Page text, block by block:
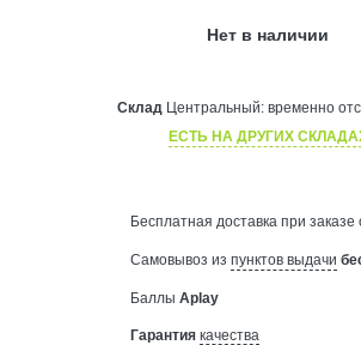
Нет в наличии
Склад Центральный: временно
ЕСТЬ НА ДРУГИХ
Бесплатная доставка при заказе
Самовывоз из пунктов выдачи
Баллы Aplay
Гарантия качества